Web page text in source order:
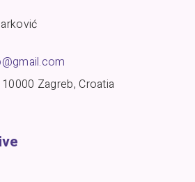
Zagreb, Croatia